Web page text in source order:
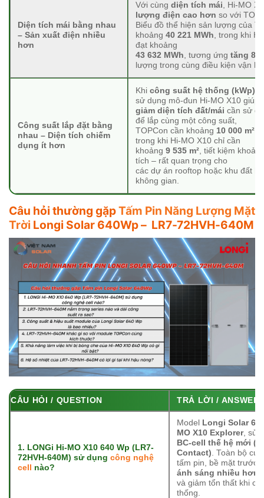
Diện tích mái bằng nhau
– Sản xuất điện nhiều
hơn
Với cùng diện tích mái, Hi-MO
lượng điện cao hơn so với
Biểu đồ thể hiện sản lượng của
khoảng 40 221 MWh, trong khi
đạt khoảng
43 632 MWh, tương ứng tăng
lượng trong cùng điều kiện vận
Công suất lắp đặt bằng
nhau – Diện tích chiếm
dụng ít hơn
Khi công suất hệ thống (kWp)
sử dụng mô-đun Hi-MO X10 giúp
giảm diện tích đất/mái cần sử
để lắp cùng một công suất,
TOPCon cần khoảng 10 000 m²
trong khi Hi-MO X10 chỉ cần
khoảng 9 535 m², tiết kiệm
tích – rất quan trọng cho
các dự án rooftop hoặc khu đất
không gian.
Câu hỏi thường gặpTấm Pin Năng Lượng Mặt
Trời Longi Solar 640Wp – LR7-72HVH-640M
CÂU HỎI / QUESTION TRẢ LỜI / ANSWER
1. LONGi Hi-MO X10 640 Wp (LR7-
72HVH-640M) sử dụng công nghệ
cell
nào?
Model
Longi Solar
MO X10 Explorer, sử
BC-cell thế hệ mới
Contact) . Toàn bộ
tấm pin, bề mặt trước
ánh sáng nhiều hơn
và giảm tổn thất khi
thống.